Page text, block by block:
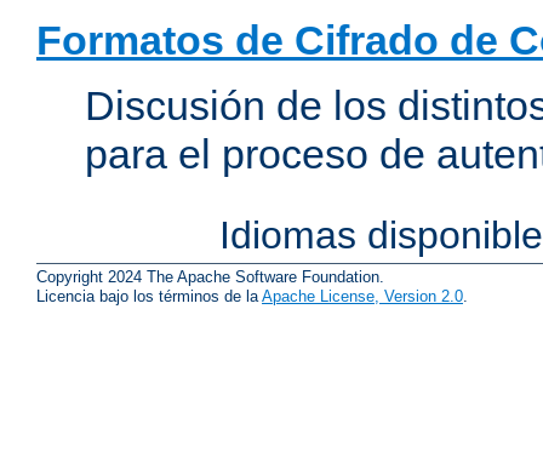
Formatos de Cifrado de
Discusión de los
para el proceso de
Idiomas
Copyright 2024 The Apache Software Foundation.
Licencia bajo los términos de la Apache License, Version 2.0